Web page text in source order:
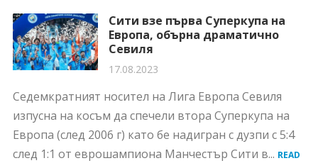
Сити взе първа Суперкупа на
Европа, обърна драматично
Севиля
17.08.2023
Седемкратният носител на Лига Европа Севиля
изпусна на косъм да спечели втора Суперкупа на
Европа (след 2006 г) като бе надигран с дузпи с 5:4
след 1:1 от еврошампиона Манчестър Сити в... READ